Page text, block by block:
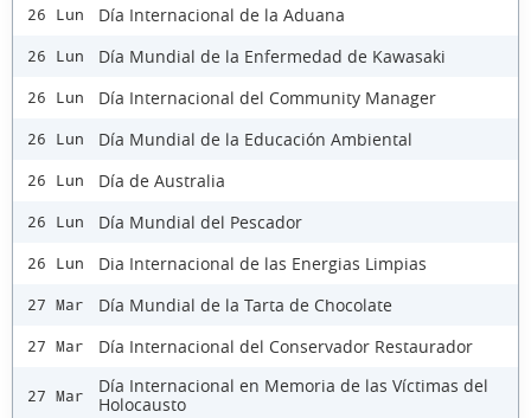
26 Lun Día Internacional de la Aduana
26 Lun Día Mundial de la Enfermedad de Kawasaki
26 Lun Día Internacional del Community Manager
26 Lun Día Mundial de la Educación Ambiental
26 Lun Día de Australia
26 Lun Día Mundial del Pescador
26 Lun Dia Internacional de las Energias Limpias
27 Mar Día Mundial de la Tarta de Chocolate
27 Mar Día Internacional del Conservador Restaurador
27 Mar
Día Internacional en Memoria de las Víctimas del
Holocausto